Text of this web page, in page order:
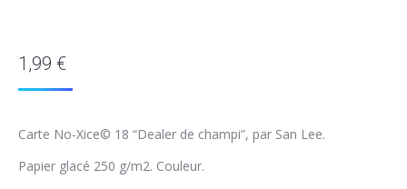
1,99 €
Carte No-Xice© 18 “Dealer de champi”, par San Lee.
Papier glacé 250 g/m2. Couleur.